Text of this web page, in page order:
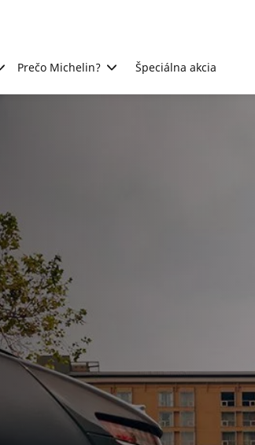
Prečo Michelin? Špeciálna akcia